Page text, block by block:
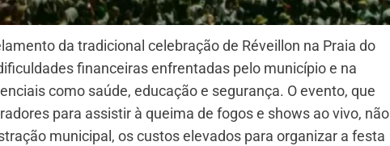
da tradicional celebração de Réveillon na Praia do
financeiras enfrentadas pelo município e na
como saúde, educação e segurança. O evento, que
para assistir à queima de fogos e shows ao vivo, não
municipal, os custos elevados para organizar a festa